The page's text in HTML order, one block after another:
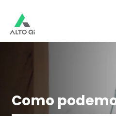
Como